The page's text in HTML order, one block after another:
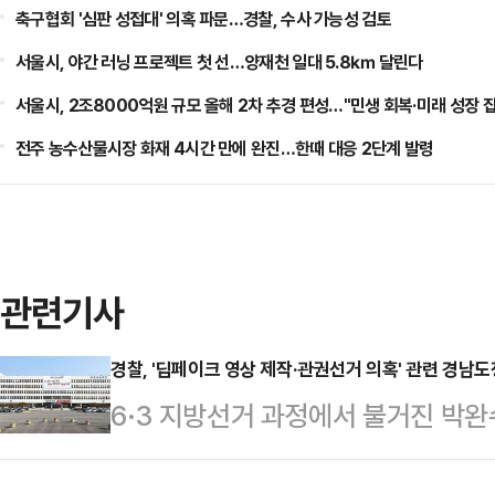
축구협회 '심판 성접대' 의혹 파문…경찰, 수사 가능성 검토
서울시, 야간 러닝 프로젝트 첫 선…양재천 일대 5.8㎞ 달린다
서울시, 2조8000억원 규모 올해 2차 추경 편성…"민생 회복·미래 성장
전주 농수산물시장 화재 4시간 만에 완진…한때 대응 2단계 발령
관련기사
경찰, '딥페이크 영상 제작·관권선거 의혹' 관련 경남
6·3 지방선거 과정에서 불거진 박
'딥페이크 영상·관권선거 의혹'과